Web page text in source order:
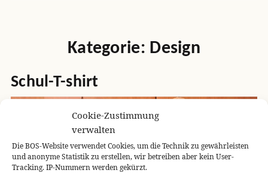
Cookie-Zustimmung
verwalten
Die BOS-Website verwendet Cookies, um die Technik zu gewährleisten
und anonyme Statistik zu erstellen, wir betreiben aber kein User-
Tracking. IP-Nummern werden gekürzt.
Kategorie: Design
Schul-T-shirt